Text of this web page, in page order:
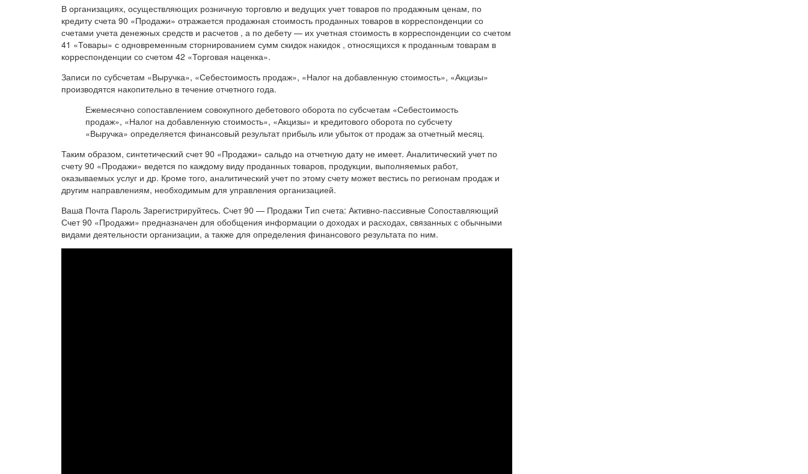
В организациях, осуществляющих розничную торговлю и ведущих учет товаров по продажным ценам, по
кредиту счета 90 «Продажи» отражается продажная стоимость проданных товаров в корреспонденции со
счетами учета денежных средств и расчетов , а по дебету — их учетная стоимость в корреспонденции со счетом
41 «Товары» с одновременным сторнированием сумм скидок накидок , относящихся к проданным товарам в
корреспонденции со счетом 42 «Торговая наценка».
Записи по субсчетам «Выручка», «Себестоимость продаж», «Налог на добавленную стоимость», «Акцизы»
производятся накопительно в течение отчетного года.
Ежемесячно сопоставлением совокупного дебетового оборота по субсчетам «Себестоимость
продаж», «Налог на добавленную стоимость», «Акцизы» и кредитового оборота по субсчету
«Выручка» определяется финансовый результат прибыль или убыток от продаж за отчетный месяц.
Таким образом, синтетический счет 90 «Продажи» сальдо на отчетную дату не имеет. Аналитический учет по
счету 90 «Продажи» ведется по каждому виду проданных товаров, продукции, выполняемых работ,
оказываемых услуг и др. Кроме того, аналитический учет по этому счету может вестись по регионам продаж и
другим направлениям, необходимым для управления организацией.
Вашa Почта Пароль Зарегистрируйтесь. Счет 90 — Продажи Tип счета: Активно-пассивные Сопоставляющий
Счет 90 «Продажи» предназначен для обобщения информации о доходах и расходах, связанных с обычными
видами деятельности организации, а также для определения финансового результата по ним.